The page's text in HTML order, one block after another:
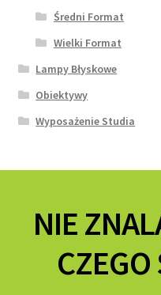
Średni Format
Wielki Format
Lampy Błyskowe
Obiektywy
Wyposażenie Studia
NIE